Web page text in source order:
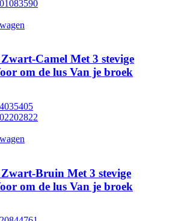
Camel Met 3 stevige
om de lus Van je broek
Bruin Met 3 stevige
om de lus Van je broek